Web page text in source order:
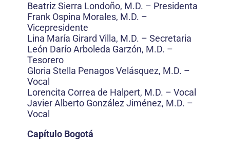
Beatriz Sierra Londoño, M.D. – Presidenta
Frank Ospina Morales, M.D. –
Vicepresidente
Lina María Girard Villa, M.D. – Secretaria
León Darío Arboleda Garzón, M.D. –
Tesorero
Gloria Stella Penagos Velásquez, M.D. –
Vocal
Lorencita Correa de Halpert, M.D. – Vocal
Javier Alberto González Jiménez, M.D. –
Vocal
Capítulo Bogotá